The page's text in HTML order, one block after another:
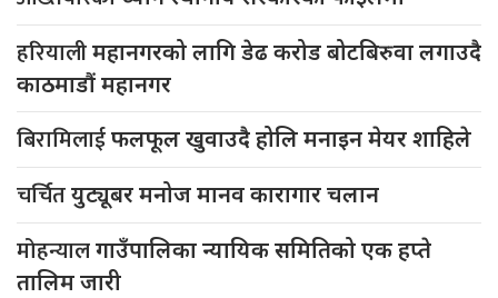
हरियालीमहानगरको लागि डेढ करोड बोटबिरुवा लगाउदै
काठमाडौं महानगर
बिरामिलाईफलफूल खुवाउदै होलि मनाइन मेयर शाहिले
चर्चितयुट्यूबर मनोज मानव कारागार चलान
मोहन्यालगाउँपालिका न्यायिक समितिको एक हप्ते
तालिम जारी